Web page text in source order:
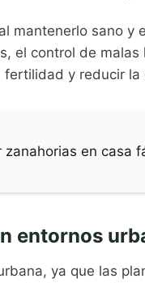
mantenerlo sano y
el control de
y reducir la
en casa
entornos
ya que las